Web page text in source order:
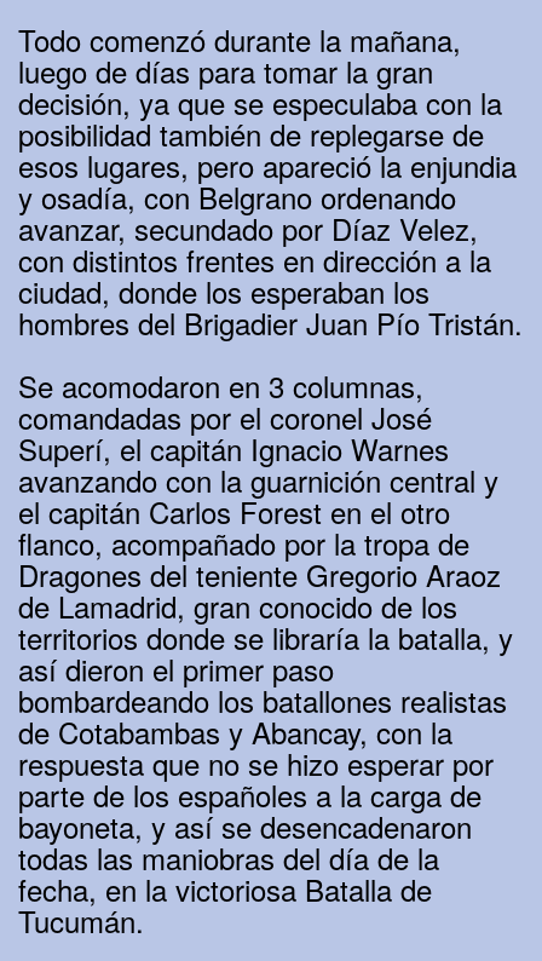
Todo comenzó durante la mañana,
luego de días para tomar la gran
decisión, ya que se especulaba con la
posibilidad también de replegarse de
esos lugares, pero apareció la enjundia
y osadía, con Belgrano ordenando
avanzar, secundado por Díaz Velez,
con distintos frentes en dirección a la
ciudad, donde los esperaban los
hombres del Brigadier Juan Pío Tristán.
Se acomodaron en 3 columnas,
comandadas por el coronel José
Superí, el capitán Ignacio Warnes
avanzando con la guarnición central y
el capitán Carlos Forest en el otro
flanco, acompañado por la tropa de
Dragones del teniente Gregorio Araoz
de Lamadrid, gran conocido de los
territorios donde se libraría la batalla, y
así dieron el primer paso
bombardeando los batallones realistas
de Cotabambas y Abancay, con la
respuesta que no se hizo esperar por
parte de los españoles a la carga de
bayoneta, y así se desencadenaron
todas las maniobras del día de la
fecha, en la victoriosa Batalla de
Tucumán.